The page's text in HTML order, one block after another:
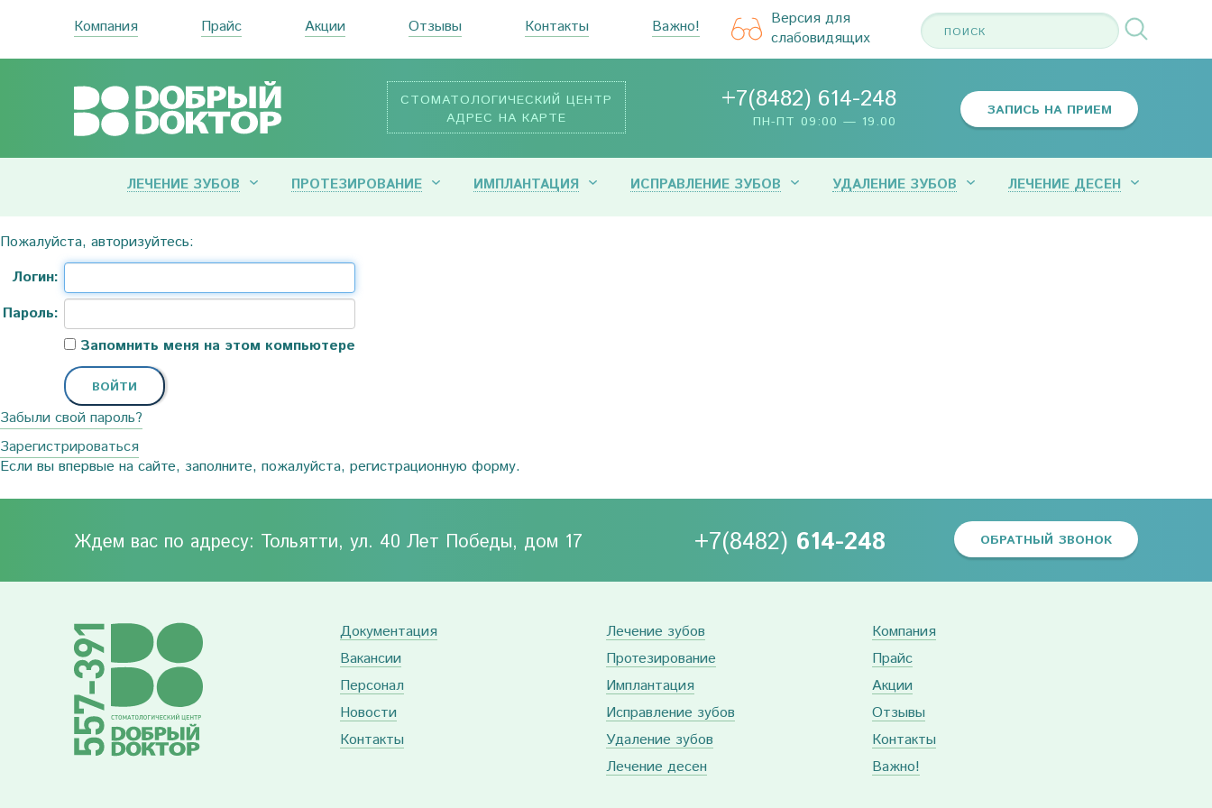
Компания Прайс Акции Отзывы Контакты Важно!
Версия для
слабовидящих
СТОМАТОЛОГИЧЕСКИЙ ЦЕНТР
АДРЕС НА КАРТЕ
+7(8482) 614-248
ПН-ПТ 09:00 — 19.00
ЗАПИСЬ НА ПРИЕМ
ЛЕЧЕНИЕ ЗУБОВ ПРОТЕЗИРОВАНИЕ ИМПЛАНТАЦИЯ ИСПРАВЛЕНИЕ ЗУБОВ УДАЛЕНИЕ ЗУБОВ ЛЕЧЕНИЕ ДЕСЕН
Пожалуйста, авторизуйтесь:
Логин:
Пароль:
Запомнить меня на этом компьютере
Забыли свой пароль?
Зарегистрироваться
Если вы впервые на сайте, заполните, пожалуйста, регистрационную форму.
Ждем вас по адресу: Тольятти, ул. 40 Лет Победы, дом 17 +7(8482) 614-248 ОБРАТНЫЙ ЗВОНОК
Документация
Вакансии
Персонал
Новости
Контакты
Лечение зубов
Протезирование
Имплантация
Исправление зубов
Удаление зубов
Лечение десен
Компания
Прайс
Акции
Отзывы
Контакты
Важно!